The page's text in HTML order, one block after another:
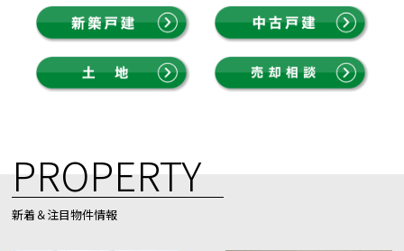
PROPERTY
新着＆注目物件情報